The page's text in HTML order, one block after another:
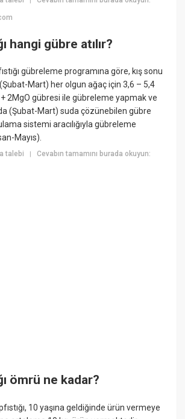
hangi gübre atılır?
gübreleme programına göre, kış sonu
Mart) her olgun ağaç için 3,6 – 5,4
2MgO gübresi ile gübreleme yapmak ve
(Şubat-Mart) suda çözünebilen gübre
sistemi aracılığıyla gübreleme
Mayıs).
talebi |Cevabın tamamını burada okuyun:
ömrü ne kadar?
10 yaşına geldiğinde ürün vermeye